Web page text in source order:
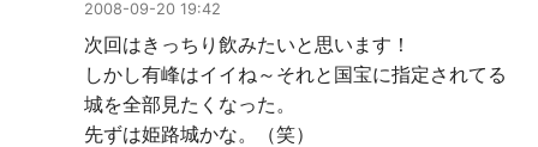
2008-09-20 19:42
次回はきっちり飲みたいと思います！
しかし有峰はイイね～それと国宝に指定されてる
城を全部見たくなった。
先ずは姫路城かな。（笑）